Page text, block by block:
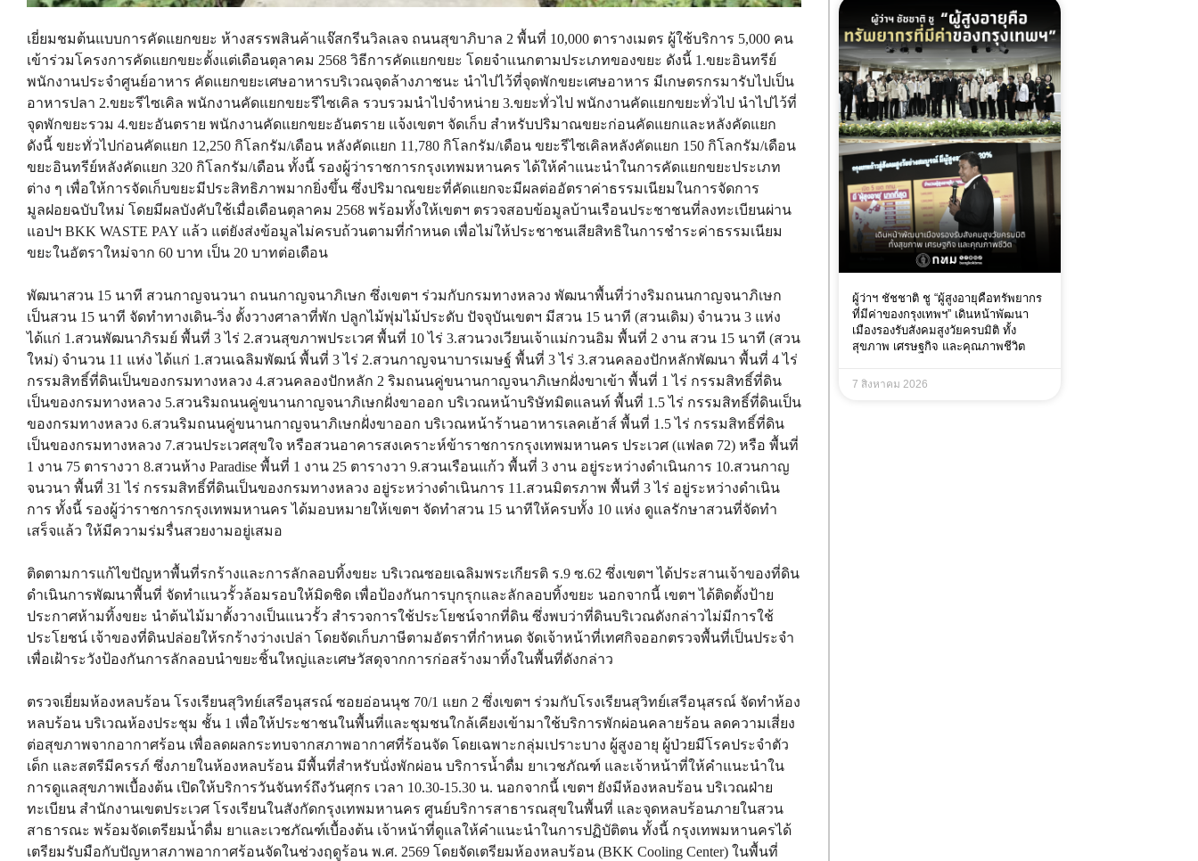
เยี่ยมชมต้นแบบการคัดแยกขยะ ห้างสรรพสินค้าแจ๊สกรีนวิลเลจ ถนนสุขาภิบาล 2 พื้นที่ 10,000 ตารางเมตร ผู้ใช้บริการ 5,000 คน
เข้าร่วมโครงการคัดแยกขยะตั้งแต่เดือนตุลาคม 2568 วิธีการคัดแยกขยะ โดยจำแนกตามประเภทของขยะ ดังนี้ 1.ขยะอินทรีย์
พนักงานประจำศูนย์อาหาร คัดแยกขยะเศษอาหารบริเวณจุดล้างภาชนะ นำไปไว้ที่จุดพักขยะเศษอาหาร มีเกษตรกรมารับไปเป็น
อาหารปลา 2.ขยะรีไซเคิล พนักงานคัดแยกขยะรีไซเคิล รวบรวมนำไปจำหน่าย 3.ขยะทั่วไป พนักงานคัดแยกขยะทั่วไป นำไปไว้ที่
จุดพักขยะรวม 4.ขยะอันตราย พนักงานคัดแยกขยะอันตราย แจ้งเขตฯ จัดเก็บ สำหรับปริมาณขยะก่อนคัดแยกและหลังคัดแยก
ดังนี้ ขยะทั่วไปก่อนคัดแยก 12,250 กิโลกรัม/เดือน หลังคัดแยก 11,780 กิโลกรัม/เดือน ขยะรีไซเคิลหลังคัดแยก 150 กิโลกรัม/เดือน
ขยะอินทรีย์หลังคัดแยก 320 กิโลกรัม/เดือน ทั้งนี้ รองผู้ว่าราชการกรุงเทพมหานคร ได้ให้คำแนะนำในการคัดแยกขยะประเภท
ต่าง ๆ เพื่อให้การจัดเก็บขยะมีประสิทธิภาพมากยิ่งขึ้น ซึ่งปริมาณขยะที่คัดแยกจะมีผลต่ออัตราค่าธรรมเนียมในการจัดการ
มูลฝอยฉบับใหม่ โดยมีผลบังคับใช้เมื่อเดือนตุลาคม 2568 พร้อมทั้งให้เขตฯ ตรวจสอบข้อมูลบ้านเรือนประชาชนที่ลงทะเบียนผ่าน
แอปฯ BKK WASTE PAY แล้ว แต่ยังส่งข้อมูลไม่ครบถ้วนตามที่กำหนด เพื่อไม่ให้ประชาชนเสียสิทธิในการชำระค่าธรรมเนียม
ขยะในอัตราใหม่จาก 60 บาท เป็น 20 บาทต่อเดือน
พัฒนาสวน 15 นาที สวนกาญจนวนา ถนนกาญจนาภิเษก ซึ่งเขตฯ ร่วมกับกรมทางหลวง พัฒนาพื้นที่ว่างริมถนนกาญจนาภิเษก
เป็นสวน 15 นาที จัดทำทางเดิน-วิ่ง ตั้งวางศาลาที่พัก ปลูกไม้พุ่มไม้ประดับ ปัจจุบันเขตฯ มีสวน 15 นาที (สวนเดิม) จำนวน 3 แห่ง
ได้แก่ 1.สวนพัฒนาภิรมย์ พื้นที่ 3 ไร่ 2.สวนสุขภาพประเวศ พื้นที่ 10 ไร่ 3.สวนวงเวียนเจ้าแม่กวนอิม พื้นที่ 2 งาน สวน 15 นาที (สวน
ใหม่) จำนวน 11 แห่ง ได้แก่ 1.สวนเฉลิมพัฒน์ พื้นที่ 3 ไร่ 2.สวนกาญจนาบารเมษฐ์ พื้นที่ 3 ไร่ 3.สวนคลองปักหลักพัฒนา พื้นที่ 4 ไร่
กรรมสิทธิ์ที่ดินเป็นของกรมทางหลวง 4.สวนคลองปักหลัก 2 ริมถนนคู่ขนานกาญจนาภิเษกฝั่งขาเข้า พื้นที่ 1 ไร่ กรรมสิทธิ์ที่ดิน
เป็นของกรมทางหลวง 5.สวนริมถนนคู่ขนานกาญจนาภิเษกฝั่งขาออก บริเวณหน้าบริษัทมิตแลนท์ พื้นที่ 1.5 ไร่ กรรมสิทธิ์ที่ดินเป็น
ของกรมทางหลวง 6.สวนริมถนนคู่ขนานกาญจนาภิเษกฝั่งขาออก บริเวณหน้าร้านอาหารเลคเฮ้าส์ พื้นที่ 1.5 ไร่ กรรมสิทธิ์ที่ดิน
เป็นของกรมทางหลวง 7.สวนประเวศสุขใจ หรือสวนอาคารสงเคราะห์ข้าราชการกรุงเทพมหานคร ประเวศ (แฟลต 72) หรือ พื้นที่
1 งาน 75 ตารางวา 8.สวนห้าง Paradise พื้นที่ 1 งาน 25 ตารางวา 9.สวนเรือนแก้ว พื้นที่ 3 งาน อยู่ระหว่างดำเนินการ 10.สวนกาญ
จนวนา พื้นที่ 31 ไร่ กรรมสิทธิ์ที่ดินเป็นของกรมทางหลวง อยู่ระหว่างดำเนินการ 11.สวนมิตรภาพ พื้นที่ 3 ไร่ อยู่ระหว่างดำเนิน
การ ทั้งนี้ รองผู้ว่าราชการกรุงเทพมหานคร ได้มอบหมายให้เขตฯ จัดทำสวน 15 นาทีให้ครบทั้ง 10 แห่ง ดูแลรักษาสวนที่จัดทำ
เสร็จแล้ว ให้มีความร่มรื่นสวยงามอยู่เสมอ
ติดตามการแก้ไขปัญหาพื้นที่รกร้างและการลักลอบทิ้งขยะ บริเวณซอยเฉลิมพระเกียรติ ร.9 ซ.62 ซึ่งเขตฯ ได้ประสานเจ้าของที่ดิน
ดำเนินการพัฒนาพื้นที่ จัดทำแนวรั้วล้อมรอบให้มิดชิด เพื่อป้องกันการบุกรุกและลักลอบทิ้งขยะ นอกจากนี้ เขตฯ ได้ติดตั้งป้าย
ประกาศห้ามทิ้งขยะ นำต้นไม้มาตั้งวางเป็นแนวรั้ว สำรวจการใช้ประโยชน์จากที่ดิน ซึ่งพบว่าที่ดินบริเวณดังกล่าวไม่มีการใช้
ประโยชน์ เจ้าของที่ดินปล่อยให้รกร้างว่างเปล่า โดยจัดเก็บภาษีตามอัตราที่กำหนด จัดเจ้าหน้าที่เทศกิจออกตรวจพื้นที่เป็นประจำ
เพื่อเฝ้าระวังป้องกันการลักลอบนำขยะชิ้นใหญ่และเศษวัสดุจากการก่อสร้างมาทิ้งในพื้นที่ดังกล่าว
ตรวจเยี่ยมห้องหลบร้อน โรงเรียนสุวิทย์เสรีอนุสรณ์ ซอยอ่อนนุช 70/1 แยก 2 ซึ่งเขตฯ ร่วมกับโรงเรียนสุวิทย์เสรีอนุสรณ์ จัดทำห้อง
หลบร้อน บริเวณห้องประชุม ชั้น 1 เพื่อให้ประชาชนในพื้นที่และชุมชนใกล้เคียงเข้ามาใช้บริการพักผ่อนคลายร้อน ลดความเสี่ยง
ต่อสุขภาพจากอากาศร้อน เพื่อลดผลกระทบจากสภาพอากาศที่ร้อนจัด โดยเฉพาะกลุ่มเปราะบาง ผู้สูงอายุ ผู้ป่วยมีโรคประจำตัว
เด็ก และสตรีมีครรภ์ ซึ่งภายในห้องหลบร้อน มีพื้นที่สำหรับนั่งพักผ่อน บริการน้ำดื่ม ยาเวชภัณฑ์ และเจ้าหน้าที่ให้คำแนะนำใน
การดูแลสุขภาพเบื้องต้น เปิดให้บริการวันจันทร์ถึงวันศุกร เวลา 10.30-15.30 น. นอกจากนี้ เขตฯ ยังมีห้องหลบร้อน บริเวณฝ่าย
ทะเบียน สำนักงานเขตประเวศ โรงเรียนในสังกัดกรุงเทพมหานคร ศูนย์บริการสาธารณสุขในพื้นที่ และจุดหลบร้อนภายในสวน
สาธารณะ พร้อมจัดเตรียมน้ำดื่ม ยาและเวชภัณฑ์เบื้องต้น เจ้าหน้าที่ดูแลให้คำแนะนำในการปฏิบัติตน ทั้งนี้ กรุงเทพมหานครได้
เตรียมรับมือกับปัญหาสภาพอากาศร้อนจัดในช่วงฤดูร้อน พ.ศ. 2569 โดยจัดเตรียมห้องหลบร้อน (BKK Cooling Center) ในพื้นที่
ผู้ว่าฯ ชัชชาติ ชู “ผู้สูงอายุคือทรัพยากร
ที่มีค่าของกรุงเทพฯ” เดินหน้าพัฒนา
เมืองรองรับสังคมสูงวัยครบมิติ ทั้ง
สุขภาพ เศรษฐกิจ และคุณภาพชีวิต
7 สิงหาคม 2026